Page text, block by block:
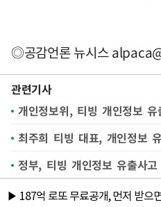
◎공감언론 뉴시스
관련기사
개인정보위, 티빙 개인정보